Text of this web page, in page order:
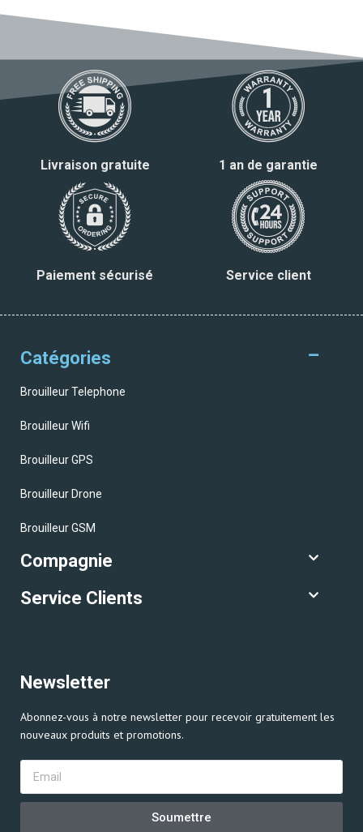
Livraison gratuite 1 an de garantie
Paiement sécurisé Service client
Catégories
Brouilleur Telephone
Brouilleur Wifi
Brouilleur GPS
Brouilleur Drone
Brouilleur GSM
Compagnie
Service Clients
Newsletter
Abonnez-vous à notre newsletter pour recevoir gratuitement les
nouveaux produits et promotions.
Soumettre